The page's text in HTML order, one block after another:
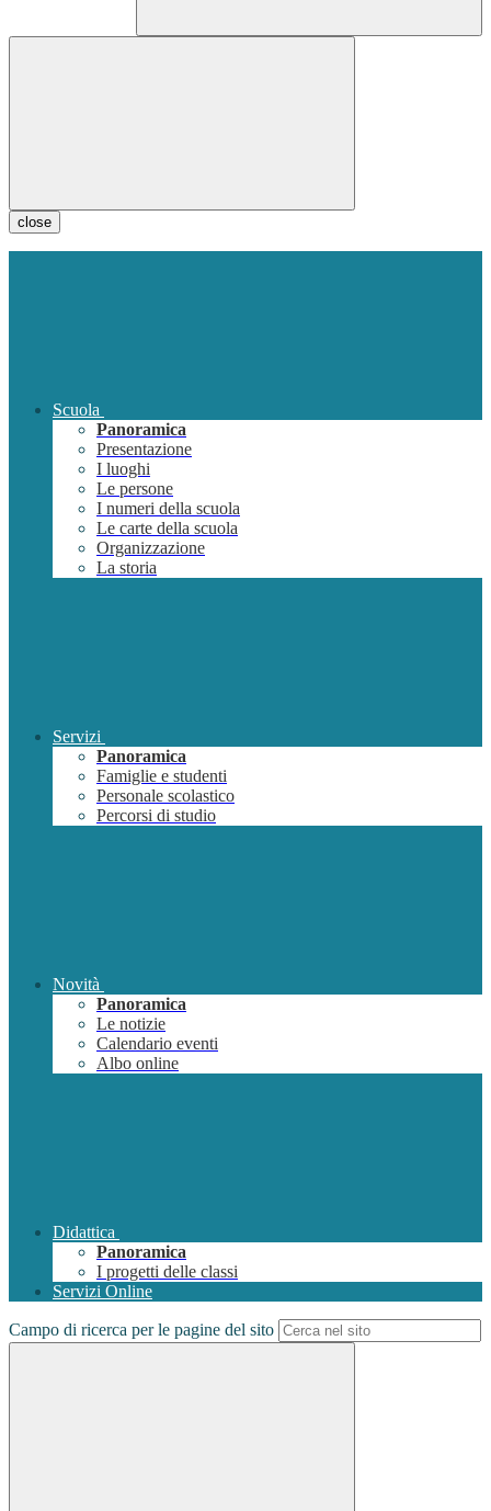
close
Scuola
Panoramica
Presentazione
I luoghi
Le persone
I numeri della scuola
Le carte della scuola
Organizzazione
La storia
Servizi
Panoramica
Famiglie e studenti
Personale scolastico
Percorsi di studio
Novità
Panoramica
Le notizie
Calendario eventi
Albo online
Didattica
Panoramica
I progetti delle classi
Servizi Online
Campo di ricerca per le pagine del sito